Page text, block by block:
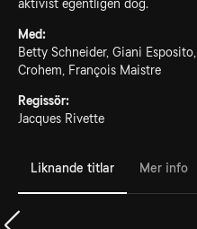
aktivist egentligen dog.
Med:
Betty Schneider, Giani
Crohem, François Maistre
Regissör:
Jacques Rivette
Liknande titlar Mer info